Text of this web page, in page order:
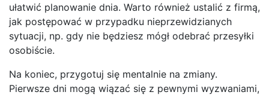
ułatwić planowanie dnia. Warto również ustalić z firmą,
jak postępować w przypadku nieprzewidzianych
sytuacji, np. gdy nie będziesz mógł odebrać przesyłki
osobiście.
Na koniec, przygotuj się mentalnie na zmiany.
Pierwsze dni mogą wiązać się z pewnymi wyzwaniami,